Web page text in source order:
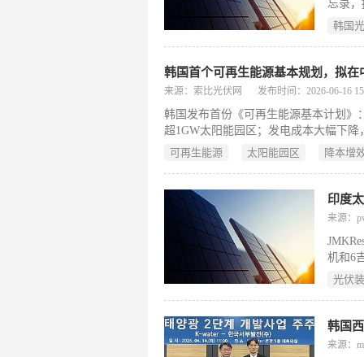
忘录
伏及
合韩
占总
韩国
韩国首个可再生能源基本规划，拟
来源：索比光伏网 发布时间：2026-06-16
韩国发布首份《可再生能源基本计划》
超1GW太阳能园区；发电成本大幅下
的“第三大国家战略产业”。
可再生能源 太阳能园区 降本增
印度
来源：
机和6
度可
的年
光伏
来源：